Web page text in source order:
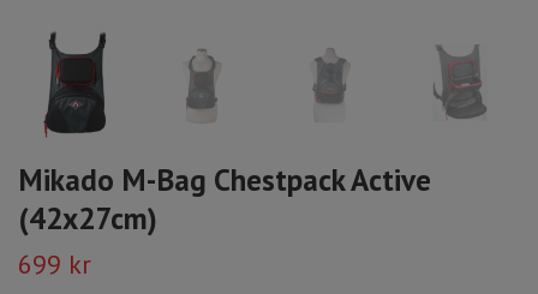
Mikado M-Bag Chestpack Active
(42x27cm)
699 kr